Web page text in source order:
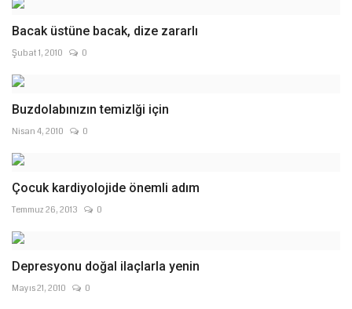
Bacak üstüne bacak, dize zararlı
Şubat 1, 2010 0
Buzdolabınızın temizlği için
Nisan 4, 2010 0
Çocuk kardiyolojide önemli adım
Temmuz 26, 2013 0
Depresyonu doğal ilaçlarla yenin
Mayıs 21, 2010 0